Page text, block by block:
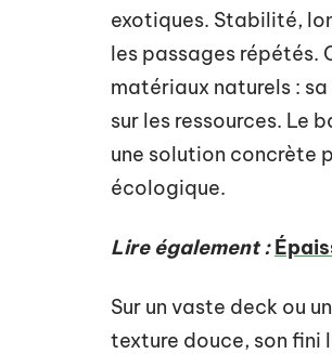
exotiques. Stabilité,
les passages répétés.
matériaux naturels :
sur les ressources. Le
une solution concrète
écologique.
Lire également :
Sur un vaste deck ou
texture douce, son fini